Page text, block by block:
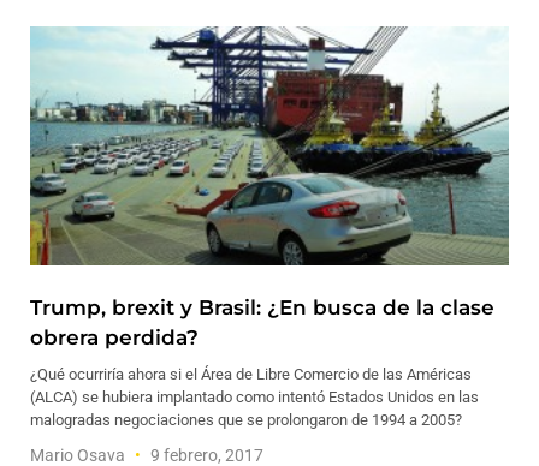
Trump, brexit y Brasil: ¿En busca de la clase
obrera perdida?
¿Qué ocurriría ahora si el Área de Libre Comercio de las Américas
(ALCA) se hubiera implantado como intentó Estados Unidos en las
malogradas negociaciones que se prolongaron de 1994 a 2005?
Mario Osava 9 febrero, 2017